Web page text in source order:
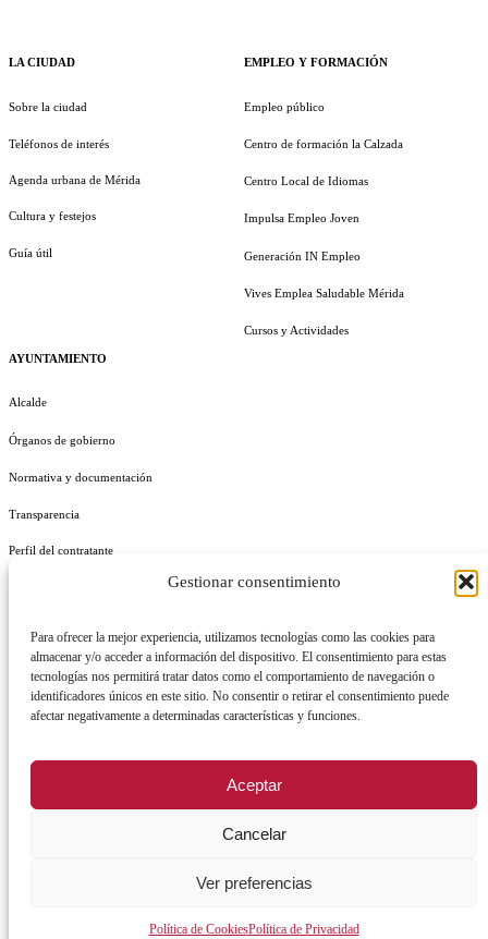
Gestionar consentimiento
Para ofrecer la mejor experiencia, utilizamos tecnologías como las cookies para
almacenar y/o acceder a información del dispositivo. El consentimiento para estas
tecnologías nos permitirá tratar datos como el comportamiento de navegación o
identificadores únicos en este sitio. No consentir o retirar el consentimiento puede
afectar negativamente a determinadas características y funciones.
Aceptar
Cancelar
Ver preferencias
Política de CookiesPolítica de Privacidad
LA CIUDAD
Sobre la ciudad
Teléfonos de interés
Agenda urbana de Mérida
Cultura y festejos
Guía útil
AYUNTAMIENTO
Alcalde
Órganos de gobierno
Normativa y documentación
Transparencia
Perfil del contratante
EMPLEO Y FORMACIÓN
Empleo público
Centro de formación la Calzada
Centro Local de Idiomas
Impulsa Empleo Joven
Generación IN Empleo
Vives Emplea Saludable Mérida
Cursos y Actividades
REGISTRO DE ACTIVIDADES DE TRATAMIENTO